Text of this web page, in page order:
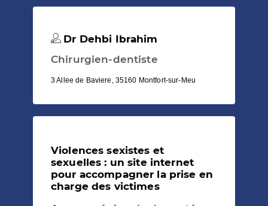
Dr Dehbi Ibrahim
Chirurgien-dentiste
3 Allee de Baviere, 35160 Montfort-sur-Meu
Violences sexistes et
sexuelles : un site internet
pour accompagner la prise en
charge des victimes